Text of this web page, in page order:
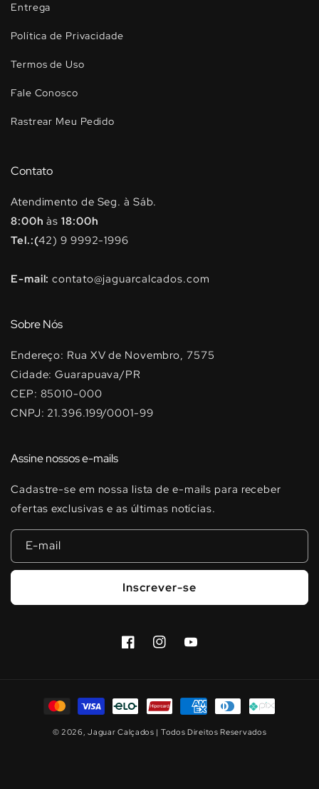
Entrega
Política de Privacidade
Termos de Uso
Fale Conosco
Rastrear Meu Pedido
Contato
Atendimento de Seg. à Sáb.
8:00h às18:00h
Tel.:(42) 9 9992-1996
E-mail:contato@jaguarcalcados.com
Sobre Nós
Endereço: Rua XV de Novembro, 7575
Cidade: Guarapuava/PR
CEP: 85010-000
CNPJ: 21.396.199/0001-99
Assine nossos e-mails
Cadastre-se em nossa lista de e-mails para receber
ofertas exclusivas e as últimas notícias.
E-mail
Inscrever-se
FacebookInstagramYouTube
Formas
pagamento
© 2026,Jaguar Calçados | Todos Direitos Reservados